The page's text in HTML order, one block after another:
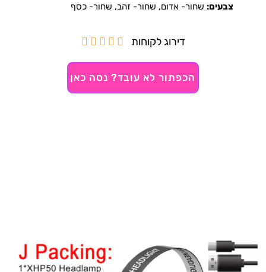
צבעים: שחור- אדום, שחור- זהב, שחור- כסף
דירוג לקוחות 




הכפתור לא עובד? נסה כאן